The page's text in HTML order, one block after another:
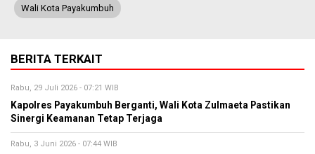
Wali Kota Payakumbuh
BERITA TERKAIT
Rabu, 29 Juli 2026 - 07:21 WIB
Kapolres Payakumbuh Berganti, Wali Kota Zulmaeta Pastikan
Sinergi Keamanan Tetap Terjaga
Rabu, 3 Juni 2026 - 07:44 WIB